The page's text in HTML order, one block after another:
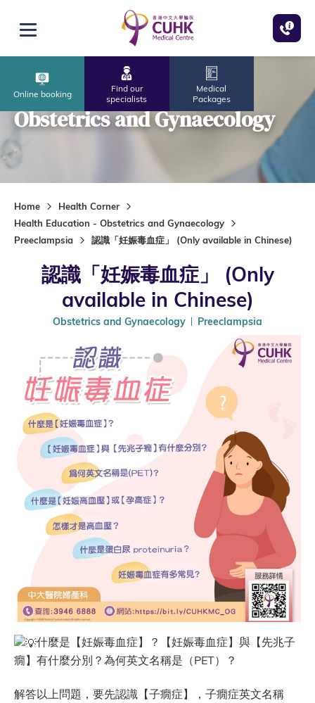
Open menu
Online booking
Find our
specialists
Medical
Packages
Obstetrics and Gynaecology
Home
Health Corner
Health Education - Obstetrics and Gynaecology
Preeclampsia
認識「妊娠毒血症」 (Only available in Chinese)
認識「妊娠毒血症」 (Only
available in Chinese)
Obstetrics and Gynaecology Preeclampsia
什麼是【妊娠毒血症】？【妊娠毒血症】與【先兆子
癇】有什麼分別？為何英文名稱是（PET）？
解答以上問題，要先認識【子癇症】，子癇症英文名稱